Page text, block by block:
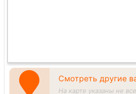
Смотреть другие
На карте указаны не